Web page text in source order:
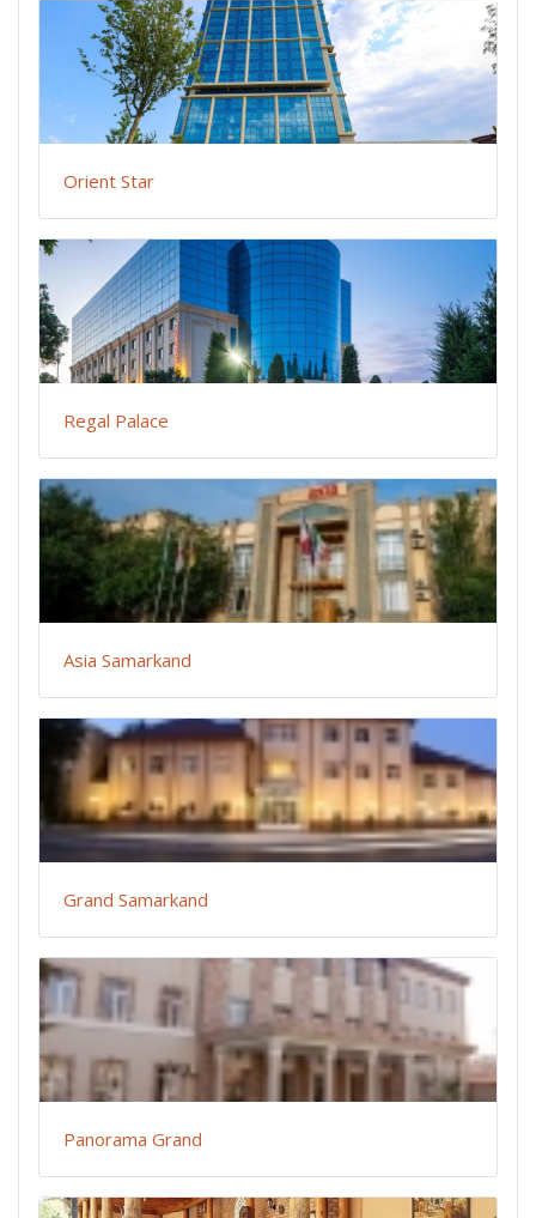
Orient Star
Regal Palace
Asia Samarkand
Grand Samarkand
Panorama Grand